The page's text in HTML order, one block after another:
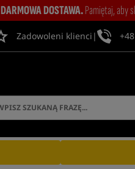
DARMOWA DOSTAWA.Pamiętaj, aby
Zadowoleni klienci |